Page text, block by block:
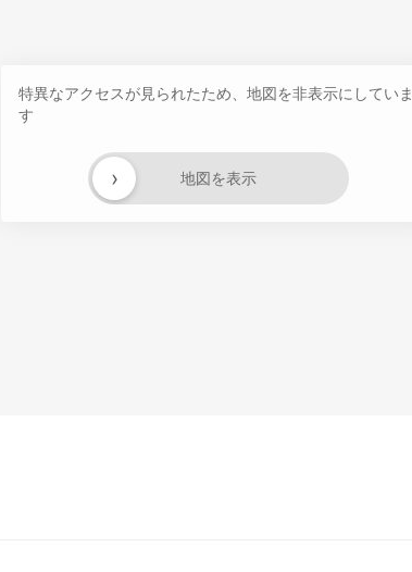
特異なアクセスが見られたため、地図を非表示にしていま
す
地図を表示
›